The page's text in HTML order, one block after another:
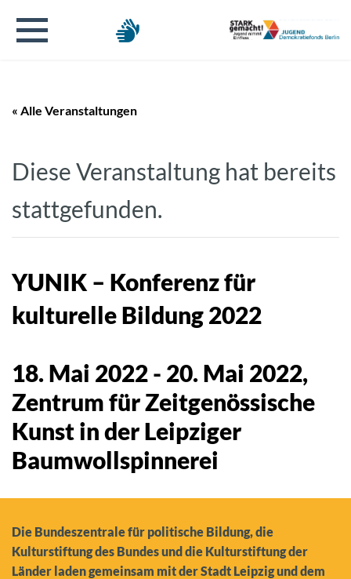
« Alle Veranstaltungen
Diese Veranstaltung hat bereits
stattgefunden.
YUNIK – Konferenz für
kulturelle Bildung 2022
18. Mai 2022- 20. Mai 2022,
Zentrum für Zeitgenössische
Kunst in der Leipziger
Baumwollspinnerei
Die Bundeszentrale für politische Bildung, die
Kulturstiftung des Bundes und die Kulturstiftung der
Länder laden gemeinsam mit der Stadt Leipzig und dem